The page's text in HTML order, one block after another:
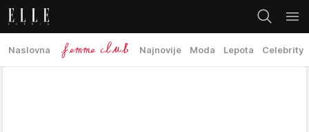
Naslovna Najnovije Moda Lepota Celebrity